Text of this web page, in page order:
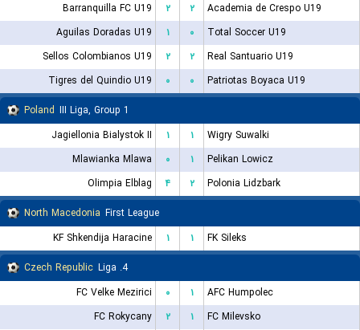
Barranquilla FC U19
۲ ۲
Academia de Crespo U19
Aguilas Doradas U19
۱ ۰
Total Soccer U19
Sellos Colombianos U19
۲ ۲
Real Santuario U19
Tigres del Quindio U19
۰ ۰
Patriotas Boyaca U19
Poland III Liga, Group 1
Jagiellonia Bialystok II
۱ ۱
Wigry Suwalki
Mlawianka Mlawa
۰ ۱
Pelikan Lowicz
Olimpia Elblag
۴ ۲
Polonia Lidzbark
North Macedonia First League
KF Shkendija Haracine
۱ ۱
FK Sileks
Czech Republic
4. Liga
FC Velke Mezirici
۰ ۱
AFC Humpolec
FC Rokycany
۲ ۱
FC Milevsko